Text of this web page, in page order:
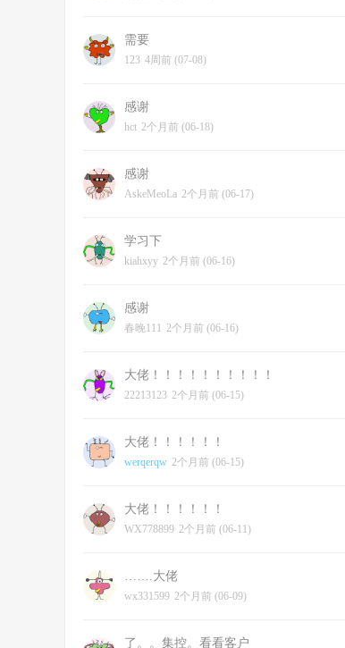
需要
123 4周前 (07-08)
感谢
hct 2个月前 (06-18)
感谢
AskeMeoLa 2个月前 (06-17)
学习下
kiahxyy 2个月前 (06-16)
感谢
春晚111 2个月前 (06-16)
大佬！！！！！！！！！！
22213123 2个月前 (06-15)
大佬！！！！！！
werqerqw 2个月前 (06-15)
大佬！！！！！！
WX778899 2个月前 (06-11)
…….大佬
wx331599 2个月前 (06-09)
了。。集控。看看客户